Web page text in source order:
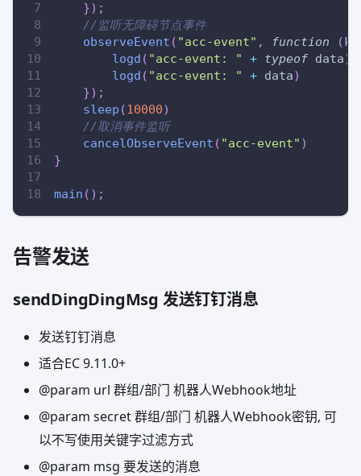
}) ;
//监听无障碍节点事件
observeEvent ( "acc-event" , function (
logd ( "acc-event: " + typeof data)
logd ( "acc-event: " + data)
}) ;
sleep (10000)
//取消事件监听
cancelObserveEvent ( "acc-event" )
}
main ( ) ;
告警发送
sendDingDingMsg 发送钉钉消息
发送钉钉消息
适合EC 9.11.0+
@param url 群组/部门 机器人Webhook地址
@param secret 群组/部门 机器人Webhook密钥, 可
以不写使用关键字过滤方式
@param msg 要发送的消息